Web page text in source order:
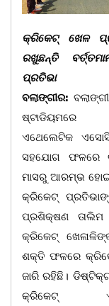
କ୍ରିକେଟ୍ ଖେଳ
ରଖୁଛନ୍ତି
ପ୍ରତିଭା
ବଲାଙ୍ଗୀର:
ଷ୍ଟାଡିୟମରେ
ଏଥେଲେଟିକ
ସହଯୋଗ ଫଳରେ
ମାସରୁ ଆରମ୍ଭ
କ୍ରିକେଟ୍
ପ୍ରଶିକ୍ଷଣ
କ୍ରିକେଟ୍
ଶକ୍ତି ଫଳରେ
ଜାରି ରହିଛି।
କ୍ରିକେଟ୍